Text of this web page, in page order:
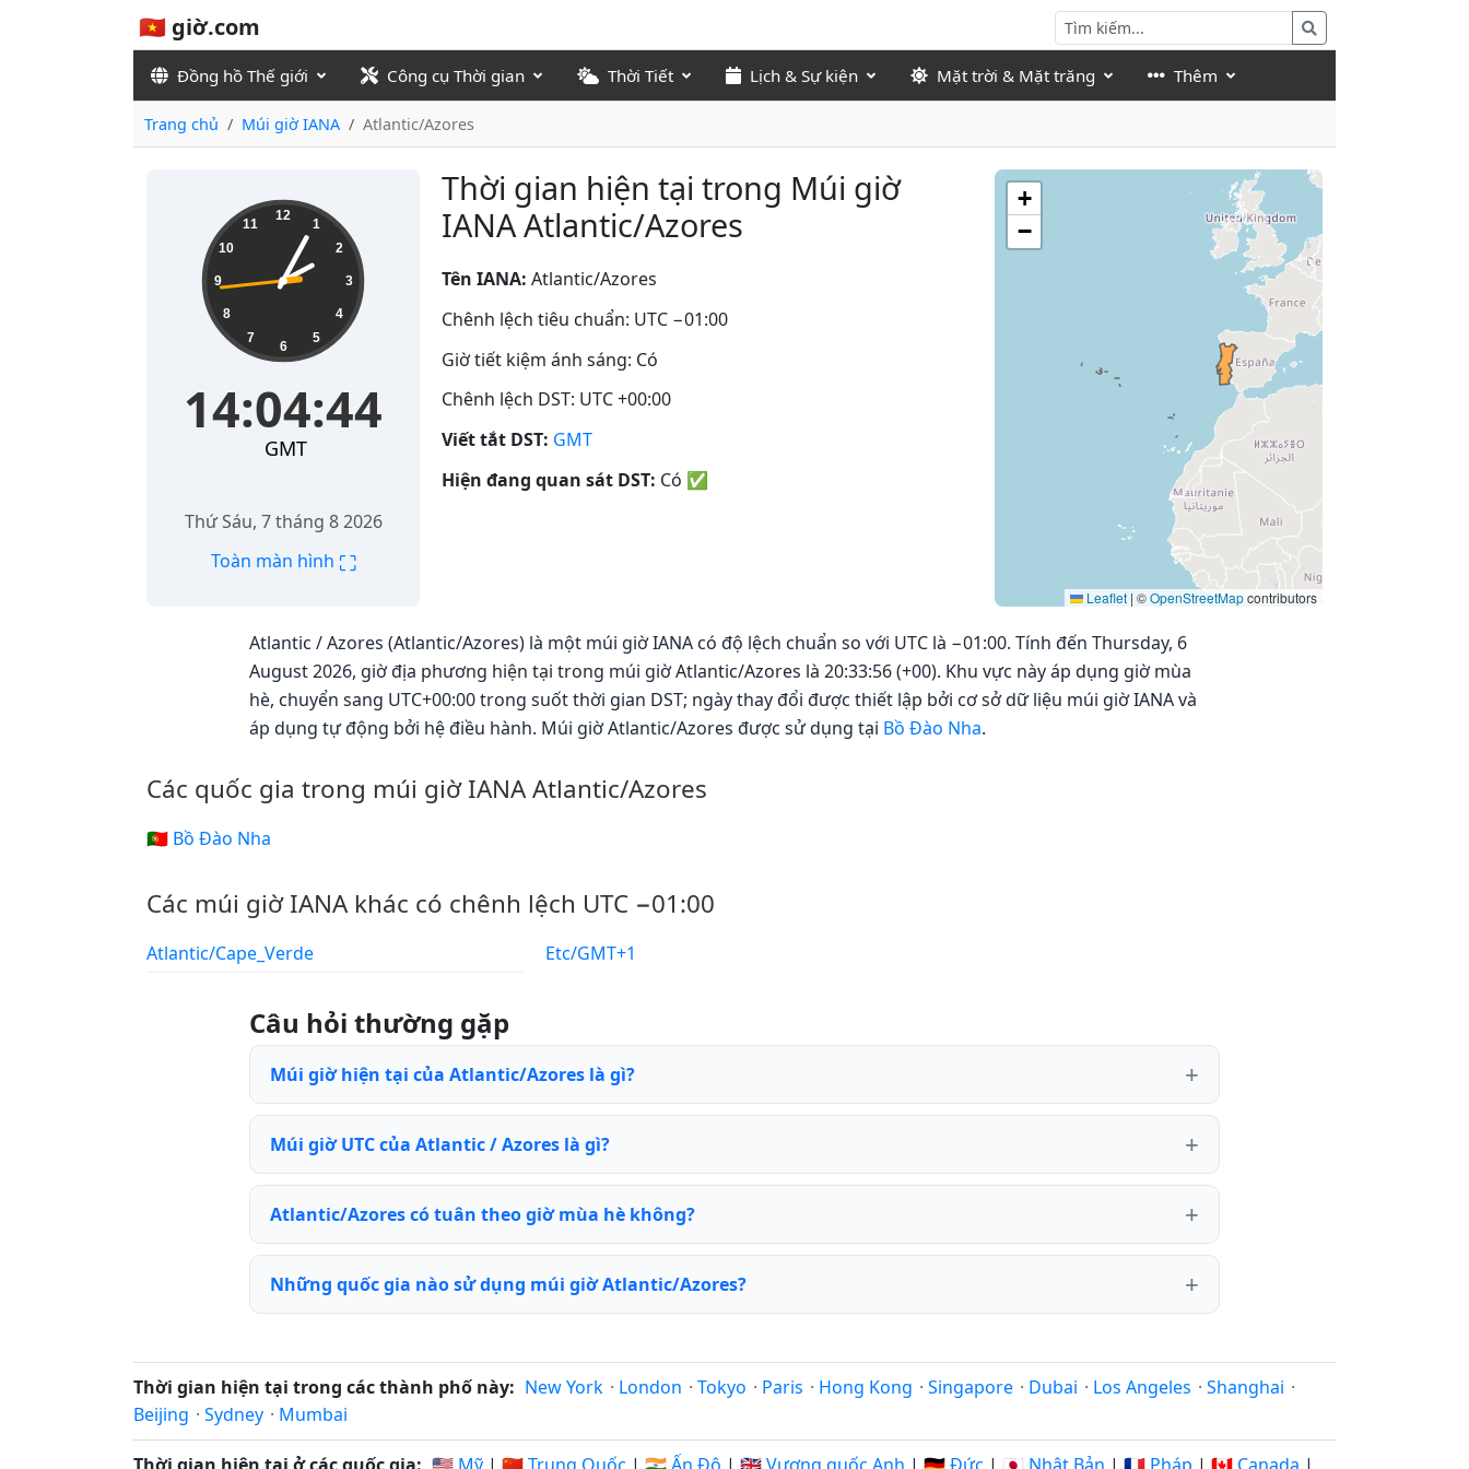
🇻🇳 giờ.com
Đồng hồ Thế giới Công cụ Thời gian Thời Tiết Lịch & Sự kiện Mặt trời & Mặt trăng Thêm
Trang chủ Múi giờ IANA Atlantic/Azores
Thời gian hiện tại trong Múi giờ
IANA Atlantic/Azores
14:04:44 12
1
2
3
4
5
6
7
8
9
10
11
14:04:44
GMT
Thứ Sáu, 7 tháng 8 2026
Toàn màn hình ⛶
Tên IANA: Atlantic/Azores
Chênh lệch tiêu chuẩn: UTC −01:00
Giờ tiết kiệm ánh sáng: Có
Chênh lệch DST: UTC +00:00
Viết tắt DST: GMT
Hiện đang quan sát DST: Có ✅
+
−
Leaflet | ©OpenStreetMapcontributors
Atlantic / Azores (Atlantic/Azores) là một múi giờ IANA có độ lệch chuẩn so với UTC là −01:00. Tính đến Thursday, 6
August 2026, giờ địa phương hiện tại trong múi giờ Atlantic/Azores là 20:33:56 (+00). Khu vực này áp dụng giờ mùa
hè, chuyển sang UTC+00:00 trong suốt thời gian DST; ngày thay đổi được thiết lập bởi cơ sở dữ liệu múi giờ IANA và
áp dụng tự động bởi hệ điều hành. Múi giờ Atlantic/Azores được sử dụng tại Bồ Đào Nha.
Các quốc gia trong múi giờ IANA Atlantic/Azores
🇵🇹 Bồ Đào Nha
Các múi giờ IANA khác có chênh lệch UTC −01:00
Atlantic/Cape_Verde Etc/GMT+1
Câu hỏi thường gặp
Múi giờ hiện tại của Atlantic/Azores là gì?
Múi giờ UTC của Atlantic / Azores là gì?
Atlantic/Azores có tuân theo giờ mùa hè không?
Những quốc gia nào sử dụng múi giờ Atlantic/Azores?
Thời gian hiện tại trong các thành phố này: New York · London · Tokyo · Paris · Hong Kong · Singapore · Dubai · Los Angeles · Shanghai ·
Beijing · Sydney · Mumbai